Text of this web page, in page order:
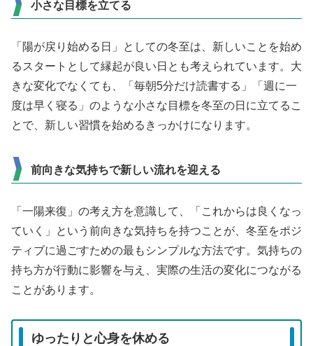
小さな目標を立てる
「陽が戻り始める日」としての冬至は、新しいことを始め
るスタートとして縁起が良い日とも考えられています。大
きな変化でなくても、「毎朝5分だけ読書する」「週に一
度は早く寝る」のような小さな目標を冬至の日に立てるこ
とで、新しい習慣を始めるきっかけになります。
前向きな気持ちで新しい流れを迎える
「一陽来復」の考え方を意識して、「これからは良くなっ
ていく」という前向きな気持ちを持つことが、冬至をポジ
ティブに過ごすための最もシンプルな方法です。気持ちの
持ち方が行動に影響を与え、実際の生活の変化につながる
ことがあります。
ゆったりと心身を休める